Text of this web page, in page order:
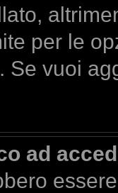
per le
Se vuoi
ad